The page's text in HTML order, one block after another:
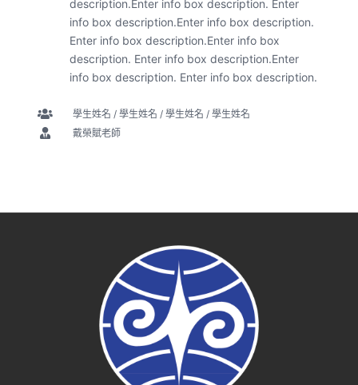
description.Enter info box description. Enter
info box description.Enter info box description.
Enter info box description.Enter info box
description. Enter info box description.Enter
info box description. Enter info box description.
學生姓名 / 學生姓名 / 學生姓名 / 學生姓名
戴榮賦老師